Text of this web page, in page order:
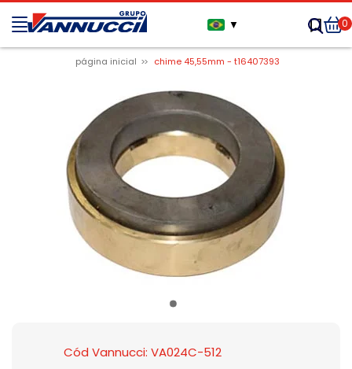
▼ 0
página inicial chime 45,55mm - t16407393
Cód Vannucci: VA024C-512